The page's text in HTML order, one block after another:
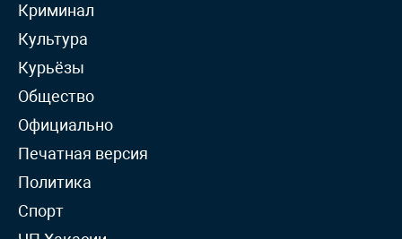
Криминал
Культура
Курьёзы
Общество
Официально
Печатная версия
Политика
Спорт